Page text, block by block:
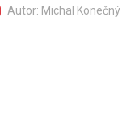
Autor: Michal Konečný